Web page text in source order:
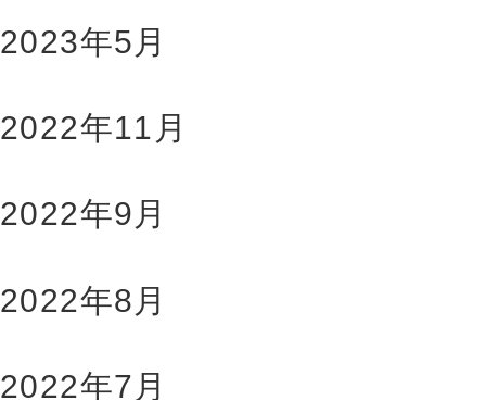
2023年5月
2022年11月
2022年9月
2022年8月
2022年7月